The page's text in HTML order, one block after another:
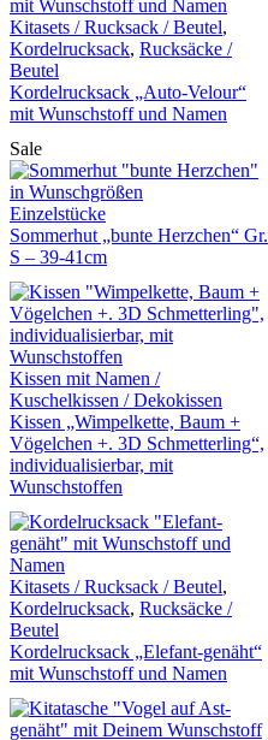
Kitasets / Rucksack / Beutel,
Kordelrucksack, Rucksäcke /
Beutel
Kordelrucksack „Auto-Velour“
mit Wunschstoff und Namen
Sale
Einzelstücke
Sommerhut „bunte Herzchen“ Gr.
S – 39-41cm
Kissen mit Namen /
Kuschelkissen / Dekokissen
Kissen „Wimpelkette, Baum +
Vögelchen +. 3D Schmetterling“,
individualisierbar, mit
Wunschstoffen
Kitasets / Rucksack / Beutel,
Kordelrucksack, Rucksäcke /
Beutel
Kordelrucksack „Elefant-genäht“
mit Wunschstoff und Namen